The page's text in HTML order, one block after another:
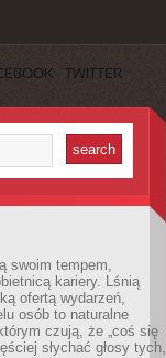
TWITTER
swoim tempem,
kariery. Lśnią
ofertą wydarzeń,
osób to naturalne
czują, że „coś się
słychać głosy tych,